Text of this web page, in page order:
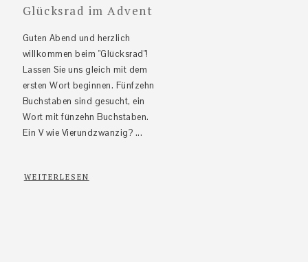
Glücksrad im Advent
Guten Abend und herzlich
willkommen beim "Glücksrad"!
Lassen Sie uns gleich mit dem
ersten Wort beginnen. Fünfzehn
Buchstaben sind gesucht, ein
Wort mit fünzehn Buchstaben.
Ein V wie Vierundzwanzig? ...
WEITERLESEN